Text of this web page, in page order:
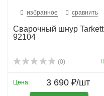
избранное сравнить
Сварочный шнур Tarkett
92104
(0)
Цена: 3 690 ₽/шт